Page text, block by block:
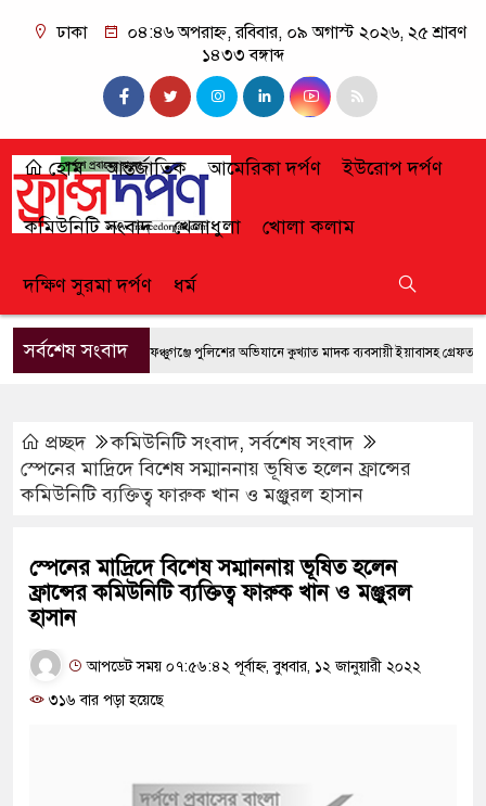
ঢাকা
০৪:৪৬ অপরাহ্ন, রবিবার, ০৯ অগাস্ট ২০২৬, ২৫ শ্রাবণ
১৪৩৩ বঙ্গাব্দ
হোম আন্তর্জাতিক আমেরিকা দর্পণ ইউরোপ দর্পণ
কমিউনিটি সংবাদ খেলাধুলা খোলা কলাম
দক্ষিণ সুরমা দর্পণ ধর্ম
সর্বশেষ সংবাদফেঞ্চুগঞ্জে পুলিশের অভিযানে কুখ্যাত মাদক ব্যবসায়ী ইয়াবাসহ গ্রেফতার
প্রচ্ছদ কমিউনিটি সংবাদ,সর্বশেষ সংবাদ
স্পেনের মাদ্রিদে বিশেষ সম্মাননায় ভূষিত হলেন ফ্রান্সের
কমিউনিটি ব্যক্তিত্ব ফারুক খান ও মঞ্জুরল হাসান
স্পেনের মাদ্রিদে বিশেষ সম্মাননায় ভূষিত হলেন
ফ্রান্সের কমিউনিটি ব্যক্তিত্ব ফারুক খান ও মঞ্জুরল
হাসান
আপডেট সময় ০৭:৫৬:৪২ পূর্বাহ্ন, বুধবার, ১২ জানুয়ারী ২০২২
৩১৬ বার পড়া হয়েছে